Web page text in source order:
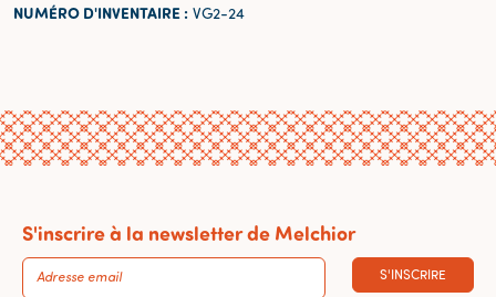
NUMÉRO D'INVENTAIRE : VG2-24
S'inscrire à la newsletter de Melchior
S'INSCRIRE